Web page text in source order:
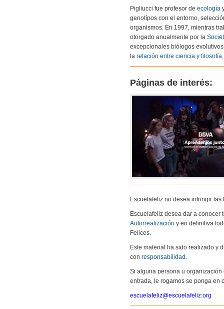
Pigliucci fue profesor de ecología
genotípos con el entorno,
organismos.​ En 1997, mientras
otorgado anualmente por la
excepcionales biólogos
la relación entre ciencia y filosofía
Páginas de interés:
Escuelafeliz no desea infringir
Escuelafeliz desea dar a
Autorrealización y en definitiva
Felices.
Este material ha sido realizado y
con responsabilidad .
Si alguna persona u
entrada, le rogamos se ponga en
escuelafeliz@escuelafeliz.org